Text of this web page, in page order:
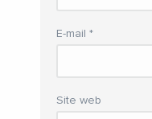
E-mail *
Site web